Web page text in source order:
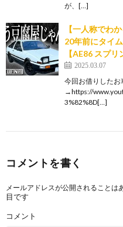
が、[…]
【一人称でわ
20年前にタイ
【AE86 スプリ
2025.03.07
今回お借りした
→https://
3%82%8D[…]
コメントを書く
メールアドレスが公開されることは
目です
コメント